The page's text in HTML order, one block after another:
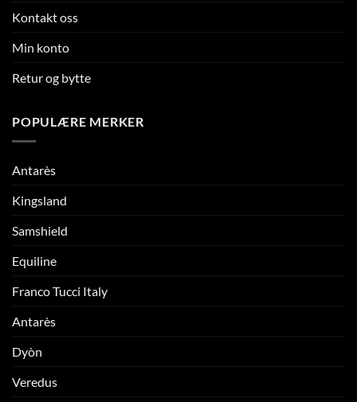
Kontakt oss
Min konto
Retur og bytte
POPULÆRE MERKER
Antarès
Kingsland
Samshield
Equiline
Franco Tucci Italy
Antarès
Dyòn
Veredus